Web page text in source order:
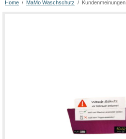
Home / MaMo Waschschutz / Kundenmeinungen